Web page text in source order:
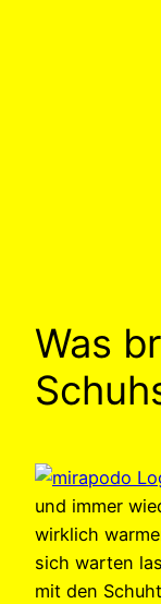
Was
und immer
wirklich
sich warten
mit den